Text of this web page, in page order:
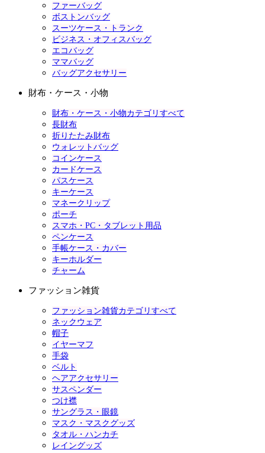
ファーバッグ
ボストンバッグ
スーツケース・トランク
ビジネス・オフィスバッグ
エコバッグ
ママバッグ
バッグアクセサリー
財布・ケース・小物
財布・ケース・小物カテゴリすべて
長財布
折りたたみ財布
ウォレットバッグ
コインケース
カードケース
パスケース
キーケース
マネークリップ
ポーチ
スマホ・PC・タブレット用品
ペンケース
手帳ケース・カバー
キーホルダー
チャーム
ファッション雑貨
ファッション雑貨カテゴリすべて
ネックウェア
帽子
イヤーマフ
手袋
ベルト
ヘアアクセサリー
サスペンダー
つけ襟
サングラス・眼鏡
マスク・マスクグッズ
タオル・ハンカチ
レイングッズ